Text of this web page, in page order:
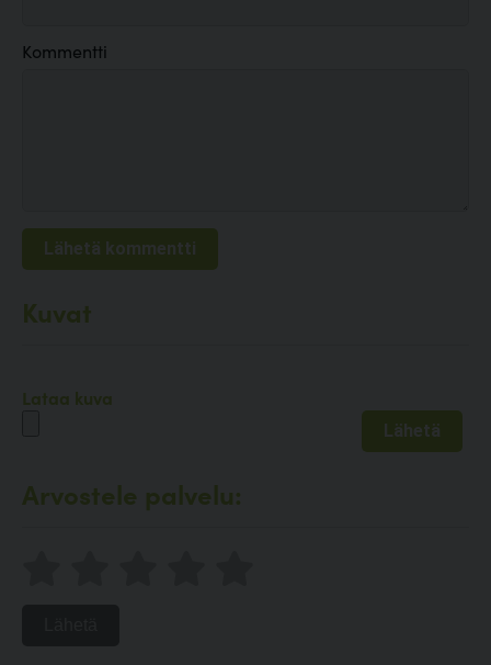
Kommentti
Kuvat
Lataa kuva
Arvostele palvelu: